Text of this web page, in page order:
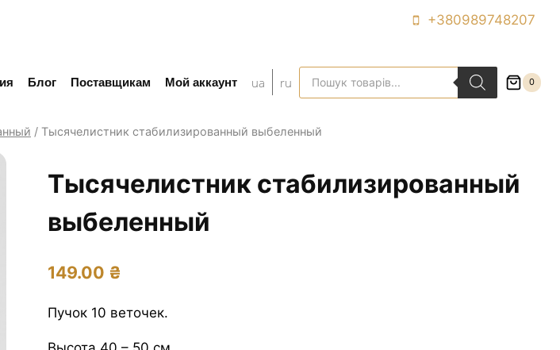
+380989748207
Блог Поставщикам Мой аккаунт ua ru
Поиск
товаров
0
/ Тысячелистник стабилизированный выбеленный
Тысячелистник стабилизированный
выбеленный
149.00 ₴
Пучок 10 веточек.